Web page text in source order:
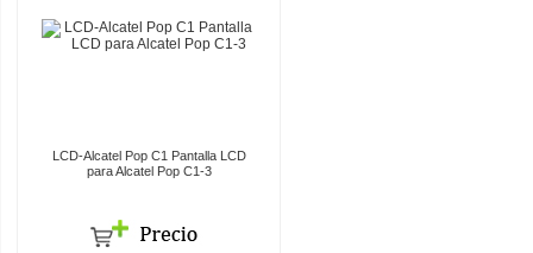
LCD-Alcatel Pop C1 Pantalla LCD
para Alcatel Pop C1-3